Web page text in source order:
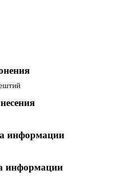
информации
информации